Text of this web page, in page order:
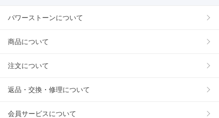
パワーストーンについて
商品について
注文について
返品・交換・修理について
会員サービスについて